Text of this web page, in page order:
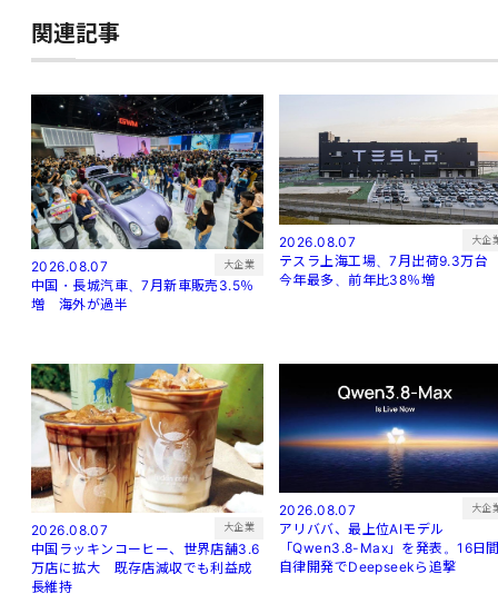
関連記事
2026.08.07 大企業
中国・長城汽車、7月新車販売3.5％
増 海外が過半
2026.08.07 大企
テスラ上海工場、7月出荷9.3万
今年最多、前年比38％増
2026.08.07 大企業
中国ラッキンコーヒー、世界店舗3.6
万店に拡大 既存店減収でも利益成
長維持
2026.08.07 大企
アリババ、最上位AIモデル
「Qwen3.8-Max」を発表。16日
自律開発でDeepseekら追撃